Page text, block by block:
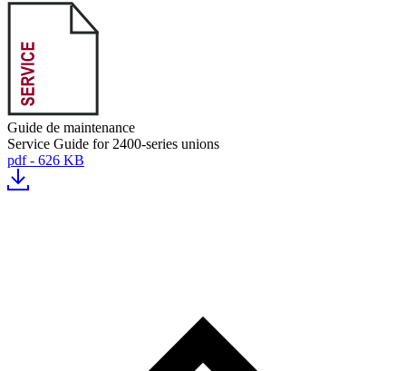
Guide de maintenance
Service Guide for 2400-series unions
pdf - 626 KB